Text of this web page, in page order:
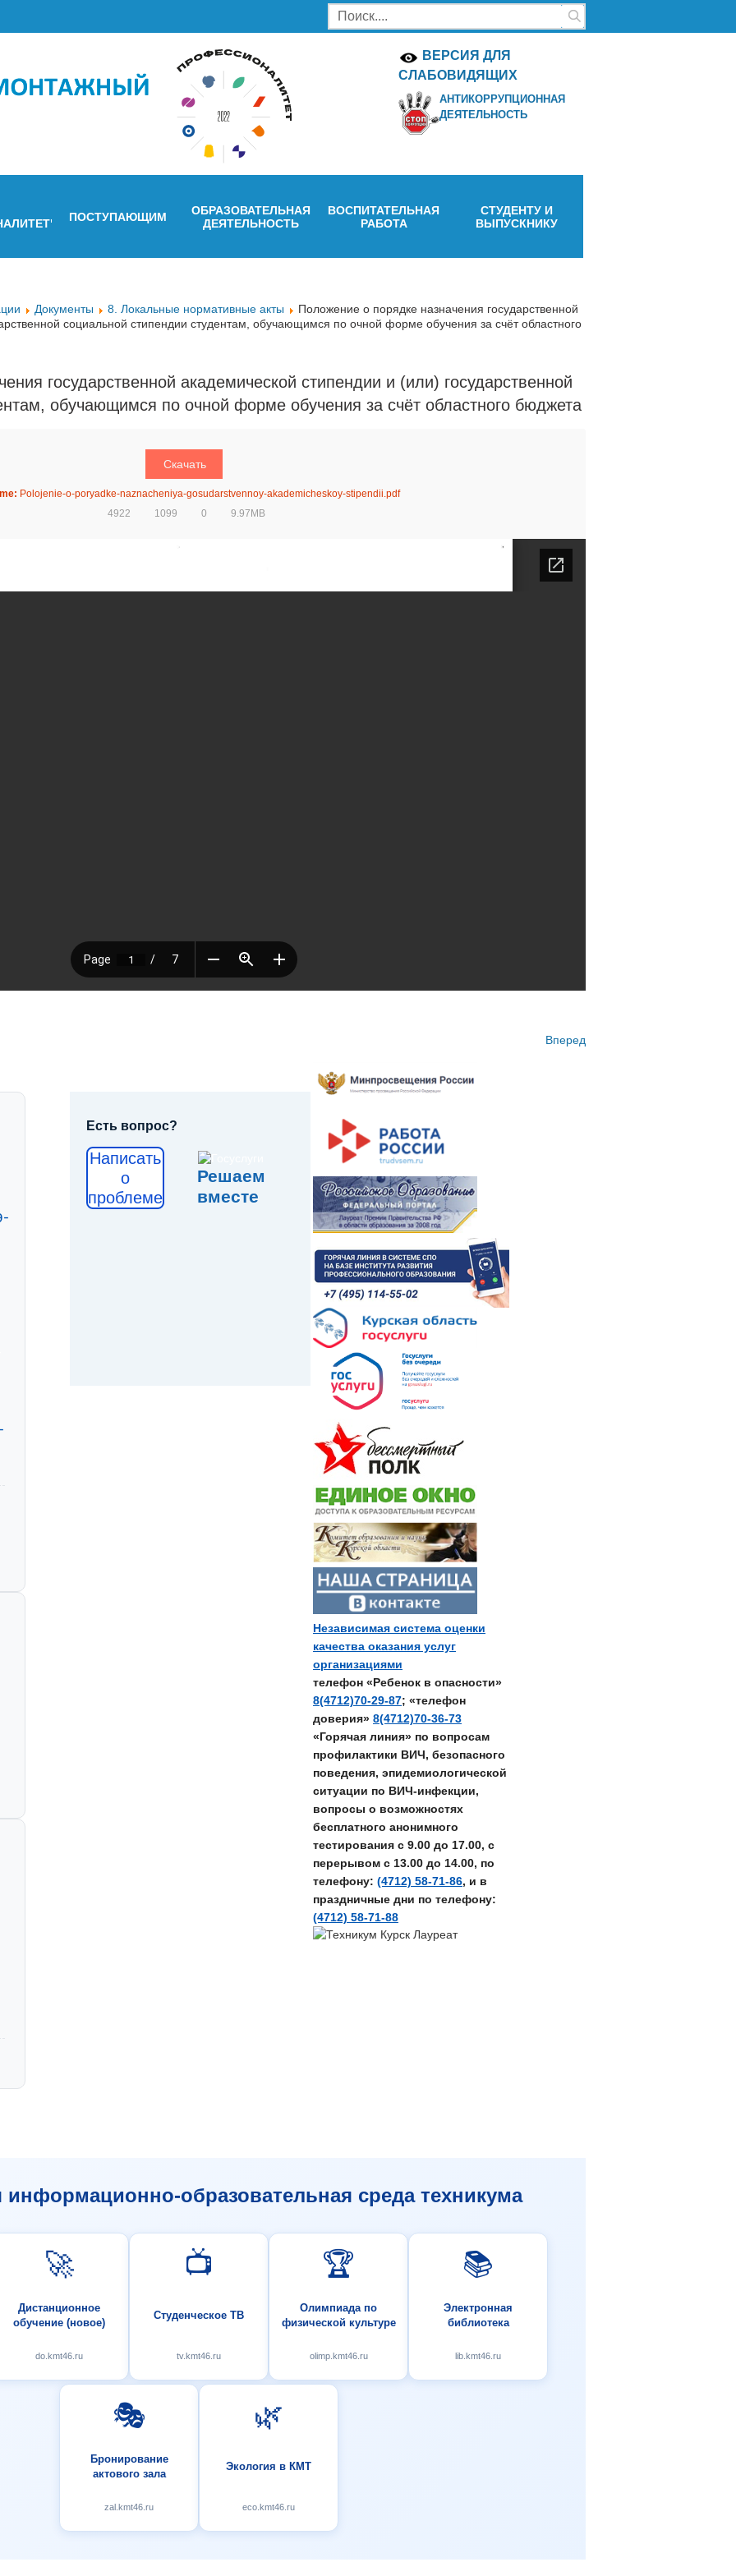
ВЕРСИЯ ДЛЯ
СЛАБОВИДЯЩИХ
АНТИКОРРУПЦИОННАЯ
ДЕЯТЕЛЬНОСТЬ
ПОСТУПАЮЩИМ
ОБРАЗОВАТЕЛЬНАЯ
ДЕЯТЕЛЬНОСТЬ
ВОСПИТАТЕЛЬНАЯ
РАБОТА
СТУДЕНТУ И
ВЫПУСКНИКУ
Документы 8. Локальные нормативные акты
Положение о порядке назначения государственной
социальной стипендии студентам, обучающимся по очной форме обучения за счёт областного
государственной академической стипендии и (или) государственной
обучающимся по очной форме обучения за счёт областного бюджета
Скачать
Polojenie-o-poryadke-naznacheniya-gosudarstvennoy-akademicheskoy-stipendii.pdf
4922
1099 0 9.97MB
Вперед
Есть вопрос?
Написать
о
проблеме
Решаем
вместе
Независимая система оценки
качества оказания услуг
организациями
телефон «Ребенок в опасности»
8(4712)70-29-87; «телефон
доверия» 8(4712)70-36-73
«Горячая линия» по вопросам
профилактики ВИЧ, безопасного
поведения, эпидемиологической
ситуации по ВИЧ-инфекции,
вопросы о возможностях
бесплатного анонимного
тестирования с 9.00 до 17.00, с
перерывом с 13.00 до 14.00, по
телефону: (4712) 58-71-86, и в
праздничные дни по телефону:
(4712) 58-71-88
информационно-образовательная среда техникума
🚀
Дистанционное
обучение (новое)
do.kmt46.ru
📺
Студенческое ТВ
tv.kmt46.ru
🏆
Олимпиада по
физической культуре
olimp.kmt46.ru
📚
Электронная
библиотека
lib.kmt46.ru
🎭
Бронирование
актового зала
zal.kmt46.ru
🌿
Экология в КМТ
eco.kmt46.ru